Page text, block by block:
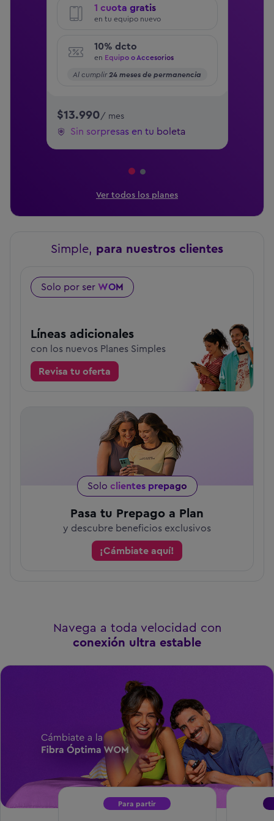
1 cuota gratis
en tu equipo nuevo
10% dcto
en Equipo o Accesorios
Al cumplir24 meses de permanencia
$13.990/ mes
Sin sorpresas en tu boleta
Ver todos los planes
Simple, para nuestros clientes
Solo por serWOM
Líneas adicionales
con los nuevos Planes Simples
Revisa tu oferta
Solo clientes prepago
Pasa tu Prepago a Plan
y descubre beneficios exclusivos
¡Cámbiate aquí!
Navega a toda velocidad con
conexión ultra estable
Para partir